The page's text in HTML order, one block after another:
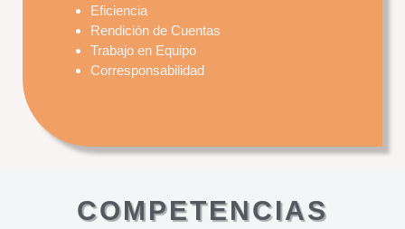
Eficiencia
Rendición de Cuentas
Trabajo en Equipo
Corresponsabilidad
COMPETENCIAS